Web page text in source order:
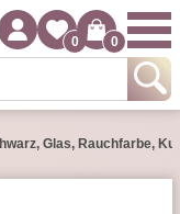
0 0
Glas, Rauchfarbe,